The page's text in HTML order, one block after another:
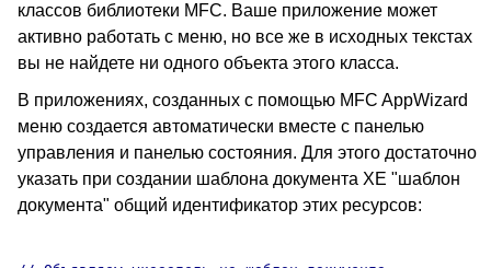
классов библиотеки MFC. Ваше приложение может
активно работать с меню, но все же в исходных текстах
вы не найдете ни одного объекта этого класса.
В приложениях, созданных с помощью MFC AppWizard
меню создается автоматически вместе с панелью
управления и панелью состояния. Для этого достаточно
указать при создании шаблона документа XE "шаблон
документа" общий идентификатор этих ресурсов: